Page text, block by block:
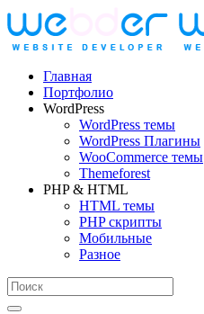
Главная
Портфолио
WordPress
WordPress темы
WordPress Плагины
WooCommerce темы
Themeforest
PHP & HTML
HTML темы
PHP скрипты
Мобильные
Разное